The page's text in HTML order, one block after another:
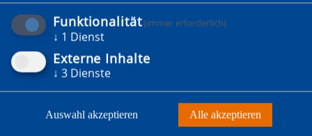
hätte.
Der Ernst des Lebens geht am Donnerstag um
19.30 h in der Schönfließer Straße beim
Frohnauer SC weiter, bevor wir am Sonntag um
12.30 am am „Brunsi“ den FC Stern Marienfelde
Funktionalität(immer erforderlich)
↓ 1 Dienst
Externe Inhalte
↓ 3 Dienste
Auswahl akzeptieren Alle akzeptieren